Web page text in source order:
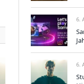
6.
6.